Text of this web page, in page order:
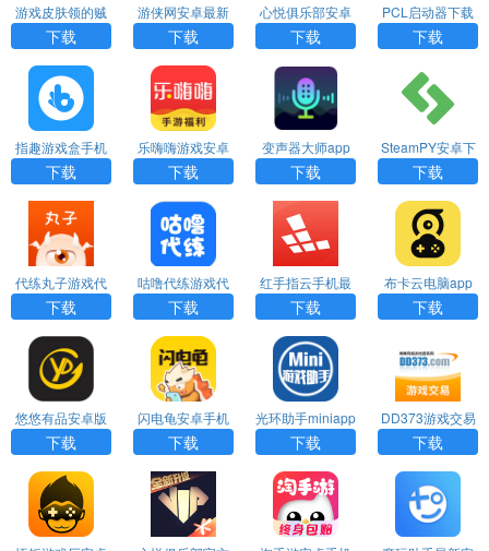
游戏皮肤领的贼
爽免费版app
下载
游侠网安卓最新
版下载app
下载
心悦俱乐部安卓
版下载app
下载
PCL启动器下载
手机版app
下载
指趣游戏盒手机
版下载app
下载
乐嗨嗨游戏安卓
手机版app
下载
变声器大师app
安卓版
下载
SteamPY安卓下
载app
下载
代练丸子游戏代
练app
下载
咕噜代练游戏代
练平台app
下载
红手指云手机最
新版下载app
下载
布卡云电脑app
安卓版
下载
悠悠有品安卓版
下载app
下载
闪电龟安卓手机
版app
下载
光环助手miniapp
下载
DD373游戏交易
平台app手机版
下载